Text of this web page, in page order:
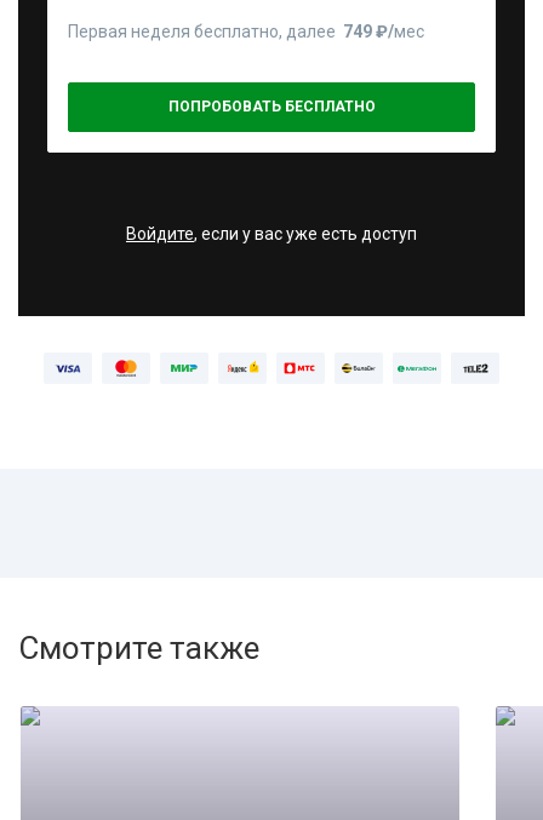
Первая неделя бесплатно, далее 749 ₽⁠/⁠мес
ПОПРОБОВАТЬ БЕСПЛАТНО
Войдите, если у вас уже есть доступ
Смотрите также